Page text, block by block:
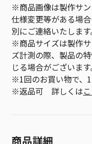
※商品画像は製作サ
仕様変更等がある場
別にご連絡いたします
※商品サイズは製作
ズ計測の際、製品の
じる場合がございます
※1回のお買い物で、
※返品可 詳しくは
商品詳細